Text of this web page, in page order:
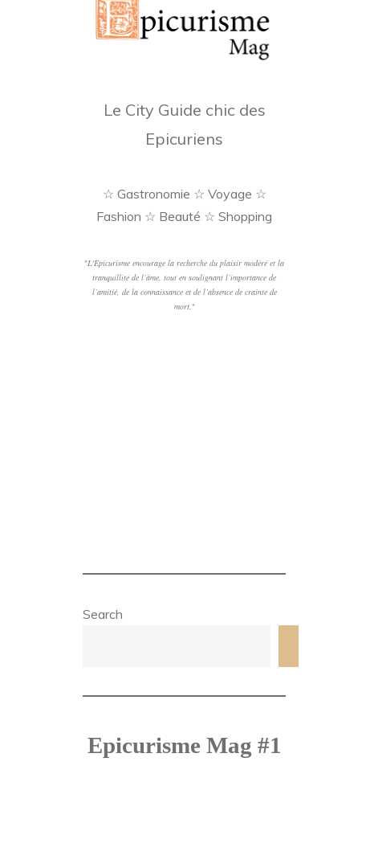
Le City Guide chic des
Epicuriens
☆ Gastronomie ☆ Voyage ☆
Fashion ☆ Beauté ☆ Shopping
"L'Epicurisme encourage la recherche du plaisir modéré et la
tranquillité de l’âme, tout en soulignant l’importance de
l’amitié, de la connaissance et de l’absence de crainte de
mort. "
Search
Epicurisme Mag #1